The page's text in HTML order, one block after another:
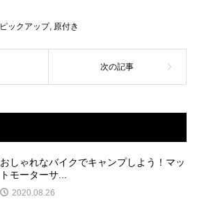
ピックアップ, 原付き
おしゃれなバイクでキャンプしよう！マッ
トモーターサ...
2020.08.26